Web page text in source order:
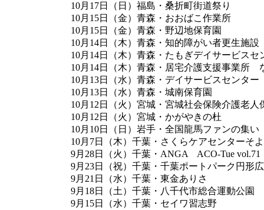
10月17日（日）福島・桑折町街道祭り
10月15日（金）青森・おおばこ作業所
10月15日（金）青森・野辺地保育園
10月14日（木）青森・知的障がい者更生施
10月14日（木）青森・たもぎデイサービスセ
10月14日（木）青森・居宅介護支援事業所
10月13日（水）青森・デイサービスセンタ
10月13日（水）青森・城南保育園
10月12日（火）宮城・宮城社会保険介護老
10月12日（火）宮城・かがやきの杜
10月10日（日）岩手・全国龍馬ファンの集い
10月7日（木）千葉・さくらケアセンターそ
9月28日（火）千葉・ANGA ACO-Tue vol.71
9月23日（祝）千葉・千葉ポートパーク円
9月21日（水）千葉・東金ありさ
9月18日（土）千葉・八千代市総合運動公園
9月15日（水）千葉・セイワ習志野